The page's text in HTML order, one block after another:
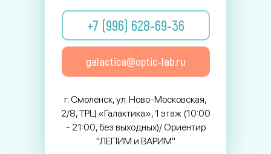
+7 (996) 628-69-36
galactica@optic-lab.ru
г. Смоленск, ул. Ново-Московская,
2/8, ТРЦ «Галактика», 1 этаж (10:00
- 21:00, без выходных)/ Ориентир
"ЛЕПИМ и ВАРИМ"